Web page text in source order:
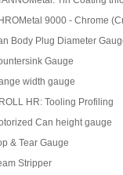
9000 - Chrome
Body Plug Diameter
Gauge
width gauge
HR: Tooling Profiling
Can height gauge
& Tear Gauge
Stripper